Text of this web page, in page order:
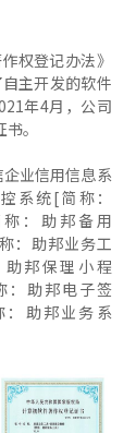
权登记办法》
主开发的软件
年4月，公司
。
业信用信息系
系统[简称：
：助邦备用
：助邦业务工
邦保理小程
助邦电子签
助邦业务系